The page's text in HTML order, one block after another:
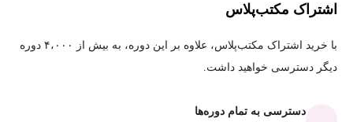
اشتراک مکتب‌پلاس
با خرید اشتراک مکتب‌پلاس، علاوه بر این دوره، به بیش از ۴،۰۰۰ دوره
دیگر دسترسی خواهید داشت.
دسترسی به تمام دوره‌ها